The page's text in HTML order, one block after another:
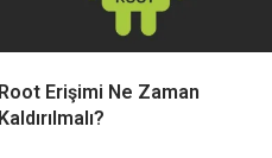
Root Erişimi Ne Zaman
Kaldırılmalı?